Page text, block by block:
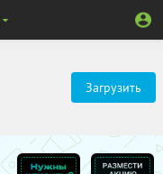
Загрузить